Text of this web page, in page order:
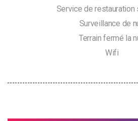
Service de restauration
Surveillance de
Terrain fermé la
Wifi